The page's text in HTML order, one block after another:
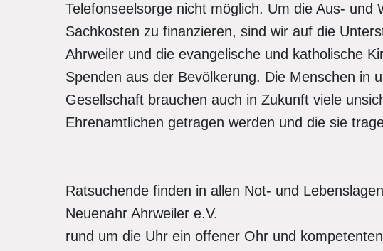
Telefonseelsorge nicht möglich. Um die Aus- und
Sachkosten zu finanzieren, sind wir auf die
Ahrweiler und die evangelische und katholische
Spenden aus der Bevölkerung. Die Menschen in
Gesellschaft brauchen auch in Zukunft viele
Ehrenamtlichen getragen werden und die sie
Ratsuchende finden in allen Not- und
Neuenahr Ahrweiler e.V.
rund um die Uhr ein offener Ohr und